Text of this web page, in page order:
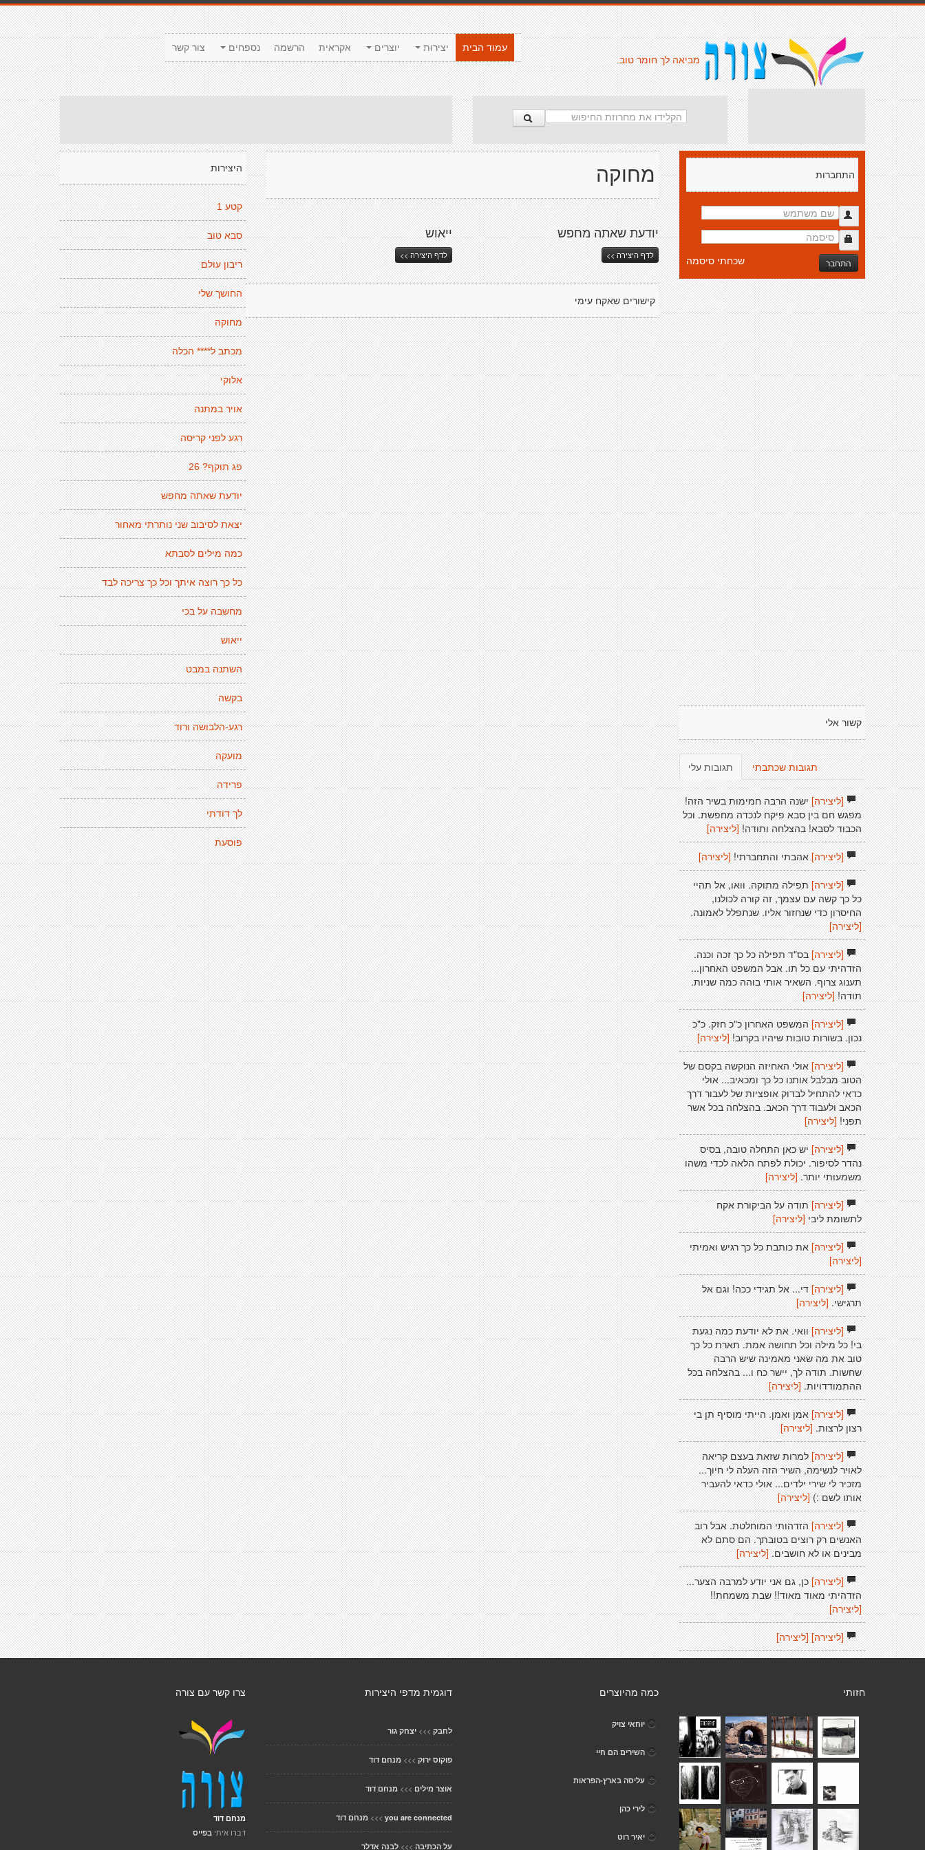
צור קשר נספחים הרשמה אקראית יוצרים יצירות
עמוד הבית
מביאה לך חומר טוב.
היצירות
קטע 1
סבא טוב
ריבון עולם
החושך שלי
מחוקה
מכתב ל**** הכלה
אלוקי
אויר במתנה
רגע לפני קריסה
פג תוקף? 26
יודעת שאתה מחפש
יצאת לסיבוב שני נותרתי מאחור
כמה מילים לסבתא
כל כך רוצה איתך וכל כך צריכה לבד
מחשבה על בכי
ייאוש
השתנה במבט
בקשה
רגע-הלבושה ורוד
מועקה
פרידה
לך דודתי
פוסעת
מחוקה
ייאוש
לדף היצירה >>
יודעת שאתה מחפש
לדף היצירה >>
קישורים שאקח עימי
התחברות
התחבר שכחתי סיסמה
קשור אלי
תגובות עלי תגובות שכתבתי
[ליצירה]ישנה הרבה חמימות בשיר הזה!
מפגש חם בין סבא פיקח לנכדה מחפשת. וכל
הכבוד לסבא! בהצלחה ותודה![ליצירה]
[ליצירה]אהבתי והתחברתי! [ליצירה]
[ליצירה]תפילה מתוקה. וואו, אל תהיי
כל כך קשה עם עצמך, זה קורה לכולנו,
החיסרון כדי שנחזור אליו. שנתפלל לאמונה.
[ליצירה]
[ליצירה]בס"ד תפילה כל כך זכה וכנה.
הזדהיתי עם כל תו. אבל המשפט האחרון...
תענוג צרוף. השאיר אותי בוהה כמה שניות.
תודה! [ליצירה]
[ליצירה]המשפט האחרון כ"כ חזק. כ"כ
נכון. בשורות טובות שיהיו בקרוב! [ליצירה]
[ליצירה]אולי האחיזה הנוקשה בקסם של
הטוב מבלבל אותנו כל כך ומכאיב... אולי
כדאי להתחיל לבדוק אופציות של לעבור דרך
הכאב ולעבוד דרך הכאב. בהצלחה בכל אשר
תפני! [ליצירה]
[ליצירה]יש כאן התחלה טובה, בסיס
נהדר לסיפור. יכולת לפתח הלאה לכדי משהו
משמעותי יותר.[ליצירה]
[ליצירה]תודה על הביקורת אקח
לתשומת ליבי [ליצירה]
[ליצירה]את כותבת כל כך רגיש ואמיתי
[ליצירה]
[ליצירה]די... אל תגידי ככה! וגם אל
תרגישי. [ליצירה]
[ליצירה]וואי. את לא יודעת כמה נגעת
בי! כל מילה וכל תחושה אמת. תארת כל כך
טוב את מה שאני מאמינה שיש הרבה
שחשות. תודה לך, יישר כח ו... בהצלחה בכל
ההתמודדויות. [ליצירה]
[ליצירה]אמן ואמן. הייתי מוסיף תן בי
רצון לרצות. [ליצירה]
[ליצירה]למרות שזאת בעצם קריאה
לאויר לנשימה, השיר הזה העלה לי חיוך...
מזכיר לי שירי ילדים... אולי כדאי להעביר
אותו לשם :) [ליצירה]
[ליצירה]הזדהותי המוחלטת. אבל רוב
האנשים רק רוצים בטובתך. הם סתם לא
מבינים או לא חושבים. [ליצירה]
[ליצירה]כן, גם אני יודע למרבה הצער...
הזדהיתי מאוד מאוד!! שבת משמחת!!
[ליצירה]
[ליצירה] [ליצירה]
צרו קשר עם צורה
מנחם דוד
דברו איתי בפייס
דוגמית מדפי היצירות
לחבק >>> יצחק גור
פוקוס ירוק >>> מנחם דוד
אוצר מילים >>> מנחם דוד
you are connected
>>> מנחם דוד
על הכתיבה >>> לבנה אדלר
כמה מהיוצרים
יוחאי צויק
השירים הם חיי
עליסה בארץ-הפראות
לירי כהן
יאיר רוט
חזותי